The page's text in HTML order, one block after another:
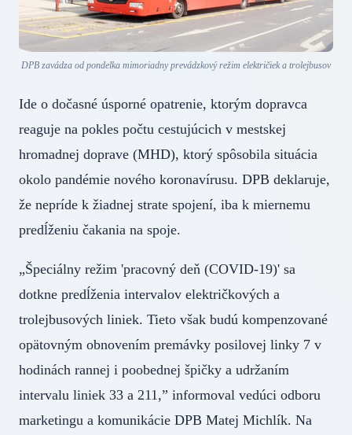
DPB zavádza od pondelka mimoriadny prevádzkový režim električiek a trolejbusov
Ide o dočasné úsporné opatrenie, ktorým dopravca
reaguje na pokles počtu cestujúcich v mestskej
hromadnej doprave (MHD), ktorý spôsobila situácia
okolo pandémie nového koronavírusu. DPB deklaruje,
že nepríde k žiadnej strate spojení, iba k miernemu
predĺženiu čakania na spoje.
„Špeciálny režim 'pracovný deň (COVID-19)' sa
dotkne predĺženia intervalov električkových a
trolejbusových liniek. Tieto však budú kompenzované
opätovným obnovením premávky posilovej linky 7 v
hodinách rannej i poobednej špičky a udržaním
intervalu liniek 33 a 211,” informoval vedúci odboru
marketingu a komunikácie DPB Matej Michlík. Na